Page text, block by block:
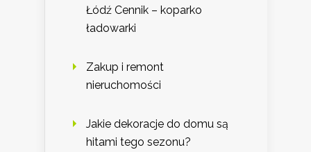
Łódź Cennik – koparko
ładowarki
Zakup i remont
nieruchomości
Jakie dekoracje do domu są
hitami tego sezonu?